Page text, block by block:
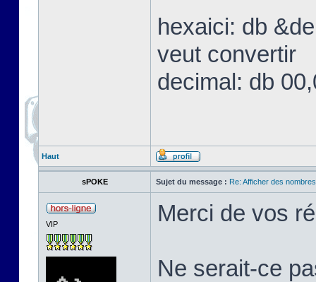
hexaici: db
veut convertir
decimal: db
Haut
sPOKE Sujet du message : Re: Afficher des
VIP Merci de vos
Ne serait-ce